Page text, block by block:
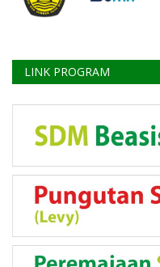
LINK PROGRAM